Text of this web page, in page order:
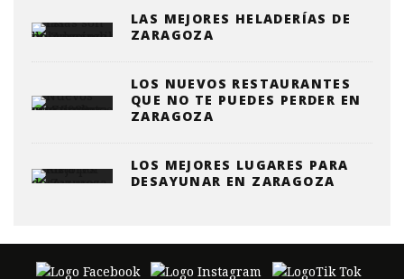
LAS MEJORES HELADERÍAS DE
ZARAGOZA
LOS NUEVOS RESTAURANTES
QUE NO TE PUEDES PERDER EN
ZARAGOZA
LOS MEJORES LUGARES PARA
DESAYUNAR EN ZARAGOZA